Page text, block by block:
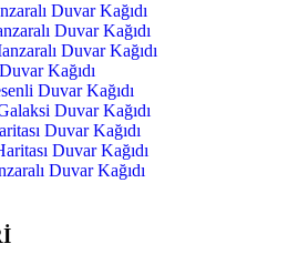
Duvar Kağıdı
Duvar Kağıdı
Duvar Kağıdı
Kağıdı
Duvar Kağıdı
Duvar Kağıdı
Duvar Kağıdı
Duvar Kağıdı
Duvar Kağıdı